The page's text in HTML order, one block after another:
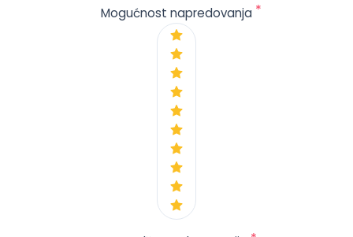
Mogućnost napredovanja *